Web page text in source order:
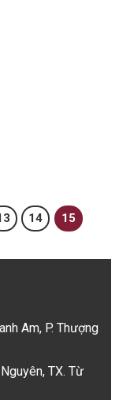
14 15
Am, P. Thượng
TX. Từ